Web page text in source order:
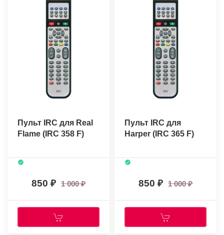
Пульт IRC для Real
Flame (IRC 358 F)
850 1 000
Пульт IRC для
Harper (IRC 365 F)
850 1 000